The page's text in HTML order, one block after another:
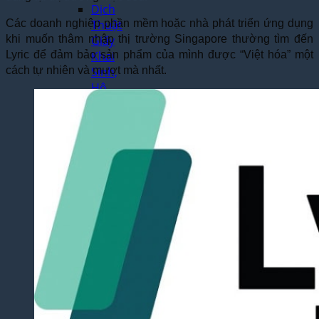
Dịch
Thuật
Giấy
Khai
Sinh,
Hộ
Dịch Thuật
Đa Ngôn
Ngữ
Dịch
Thuật
Tiếng
Anh
Dịch
Thuật
Trung
Quốc
Dịch
Các doanh nghiệp phần mềm hoặc nhà phát triển ứng dụng
khi muốn thâm nhập thị trường Singapore thường tìm đến
Lyric để đảm bảo sản phẩm của mình được “Việt hóa” một
cách tự nhiên và mượt mà nhất.